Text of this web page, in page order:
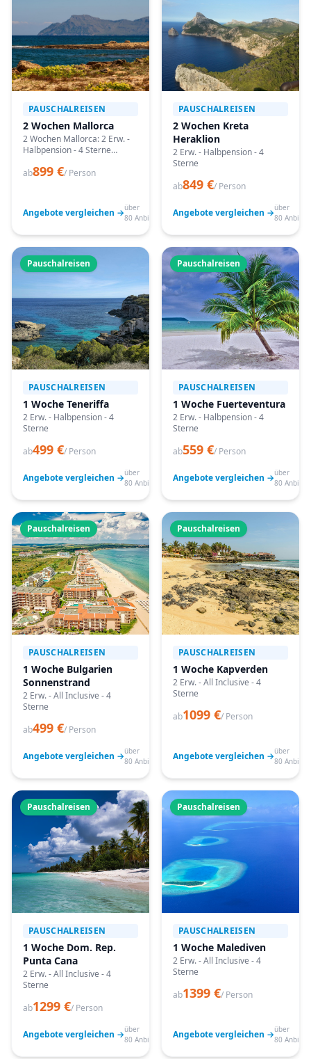
PAUSCHALREISEN
2 Wochen Mallorca
2 Wochen Mallorca: 2 Erw. -
Halbpension - 4 Sterne
passende Termine prüfen
ab899 €/ Person
Angebote vergleichen →über
80 Anbieter
PAUSCHALREISEN
2 Wochen Kreta
Heraklion
2 Erw. - Halbpension - 4
Sterne
ab849 €/ Person
Angebote vergleichen →über
80
Pauschalreisen
PAUSCHALREISEN
1 Woche Teneriffa
2 Erw. - Halbpension - 4
Sterne
ab499 €/ Person
Angebote vergleichen →über
80 Anbieter
Pauschalreisen
PAUSCHALREISEN
1 Woche Fuerteventura
2 Erw. - Halbpension - 4
Sterne
ab559 €/ Person
Angebote vergleichen →über
80
Pauschalreisen
PAUSCHALREISEN
1 Woche Bulgarien
Sonnenstrand
2 Erw. - All Inclusive - 4
Sterne
ab499 €/ Person
Angebote vergleichen →über
80 Anbieter
Pauschalreisen
PAUSCHALREISEN
1 Woche Kapverden
2 Erw. - All Inclusive - 4
Sterne
ab1099 €/ Person
Angebote vergleichen →über
80
Pauschalreisen
PAUSCHALREISEN
1 Woche Dom. Rep.
Punta Cana
2 Erw. - All Inclusive - 4
Sterne
ab1299 €/ Person
Angebote vergleichen →über
80 Anbieter
Pauschalreisen
PAUSCHALREISEN
1 Woche Malediven
2 Erw. - All Inclusive - 4
Sterne
ab1399 €/ Person
Angebote vergleichen →über
80